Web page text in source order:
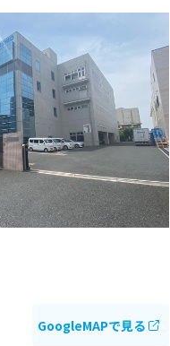
GoogleMAPで見る